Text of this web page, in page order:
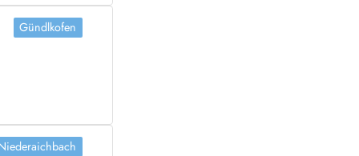
Gündlkofen